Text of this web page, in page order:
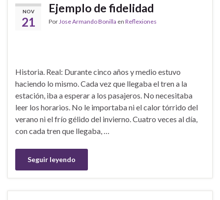
NOV
21
Ejemplo de fidelidad
Por Jose Armando Bonilla en Reflexiones
Historia. Real: Durante cinco años y medio estuvo
haciendo lo mismo. Cada vez que llegaba el tren a la
estación, iba a esperar a los pasajeros. No necesitaba
leer los horarios. No le importaba ni el calor tórrido del
verano ni el frío gélido del invierno. Cuatro veces al día,
con cada tren que llegaba, …
Seguir leyendo